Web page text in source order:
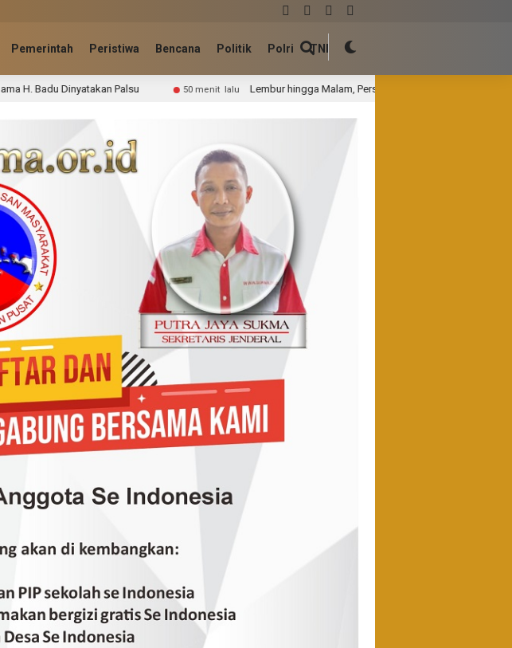
Pemerintah Peristiwa Bencana Politik Polri TNI
50 menit lalu Lembur hingga Malam, Personel Kodim0314/Inhil dan Warga Pacu Progres